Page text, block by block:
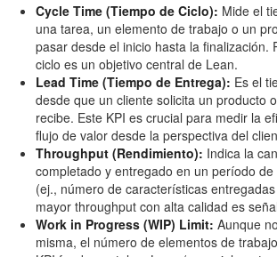
Cycle Time (Tiempo de Ciclo): Mide el
una tarea, un elemento de trabajo o un
pasar desde el inicio hasta la finalización.
ciclo es un objetivo central de Lean.
Lead Time (Tiempo de Entrega): Es el
desde que un cliente solicita un producto
recibe. Este KPI es crucial para medir la
flujo de valor desde la perspectiva del
Throughput (Rendimiento): Indica la
completado y entregado en un período
(ej., número de características
mayor throughput con alta calidad es
Work in Progress (WIP) Limit: Aunque
misma, el número de elementos de